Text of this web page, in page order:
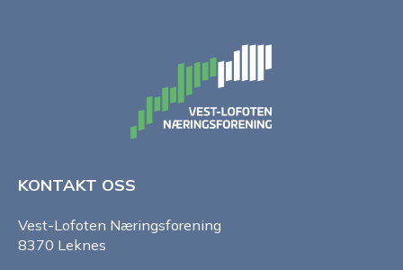
KONTAKT OSS
Vest-Lofoten Næringsforening
8370 Leknes